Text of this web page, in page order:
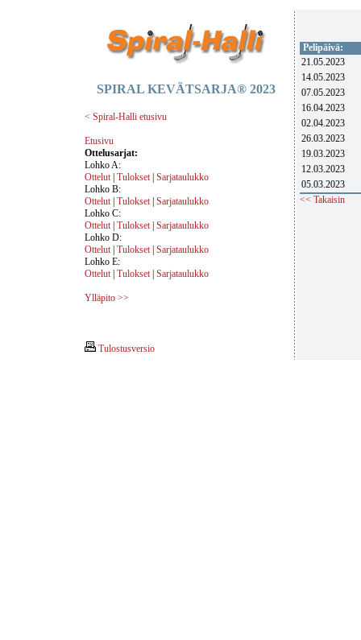
SPIRAL KEVÄTSARJA® 2023
< Spiral-Halli etusivu
Etusivu
Ottelusarjat:
Lohko A:
Ottelut | Tulokset | Sarjataulukko
Lohko B:
Ottelut | Tulokset | Sarjataulukko
Lohko C:
Ottelut | Tulokset | Sarjataulukko
Lohko D:
Ottelut | Tulokset | Sarjataulukko
Lohko E:
Ottelut | Tulokset | Sarjataulukko
Ylläpito >>
Tulostusversio
Pelipäivä:
21.05.2023
14.05.2023
07.05.2023
16.04.2023
02.04.2023
26.03.2023
19.03.2023
12.03.2023
05.03.2023
<< Takaisin